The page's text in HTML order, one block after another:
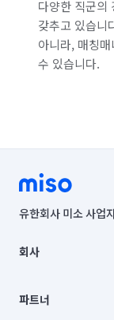
다양한 직군의
갖추고 있습니
아니라, 매칭
수 있습니다.
유한회사 미소 사업
00019 |
주소 | 본사: 서울특
컨택센터 : 서울특별
회사
채용
파트너